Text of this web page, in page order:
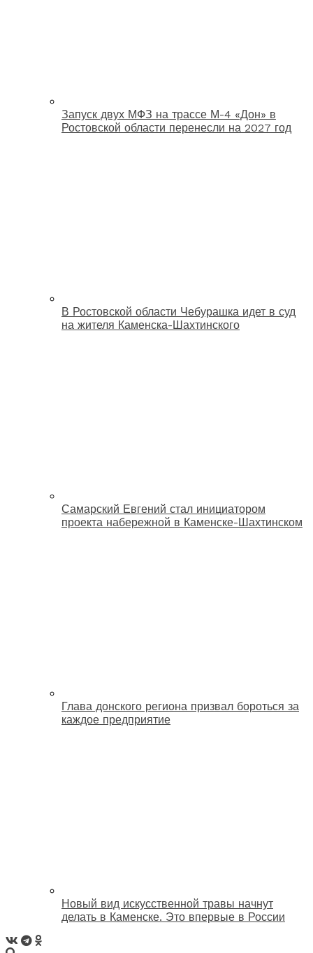
Запуск двух МФЗ на трассе М-4 «Дон» в
Ростовской области перенесли на 2027 год
В Ростовской области Чебурашка идет в суд
на жителя Каменска-Шахтинского
Самарский Евгений стал инициатором
проекта набережной в Каменске-Шахтинском
Глава донского региона призвал бороться за
каждое предприятие
Новый вид искусственной травы начнут
делать в Каменске. Это впервые в России